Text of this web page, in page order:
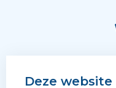
Deze